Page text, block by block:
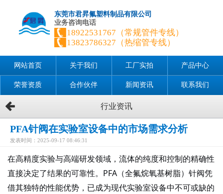
东莞市君昇氟塑料制品有限公司
业务咨询电话
18922531767（常规管件专线）
13823786327（热缩管专线）
网站首页 关于我们 工厂实拍 产品中心
荣誉资质 合作伙伴 新闻资讯 联系我们
行业资讯
PFA针阀在实验室设备中的市场需求分析
发表时间：2025-09-17 08:46:31
在高精度实验与高端研发领域，流体的纯度和控制的精确性
直接决定了结果的可靠性。 PFA（全氟烷氧基树脂）针阀凭
借其独特的性能优势，已成为现代实验室设备中不可或缺的